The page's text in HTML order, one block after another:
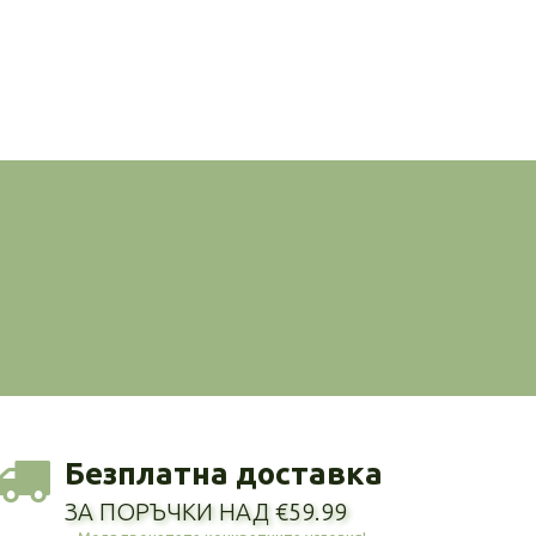
Безплатна доставка
ЗА ПОРЪЧКИ НАД €59.99